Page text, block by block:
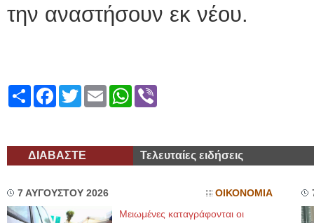
την αναστήσουν εκ νέου.
ShareFacebook
TwitterEmailWhatsApp
ΔΙΑΒΑΣΤΕ Τελευταίες ειδήσεις
7 ΑΥΓΟΥΣΤΟΥ 2026 ΟΙΚΟΝΟΜΙΑ
Μειωμένες καταγράφονται οι